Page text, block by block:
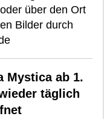
über den Ort
Bilder durch
Mystica ab 1.
täglich